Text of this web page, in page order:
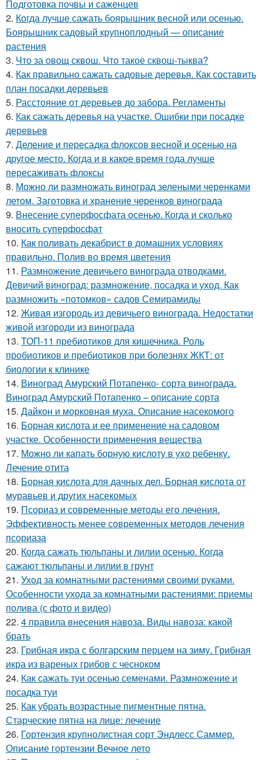
Подготовка почвы и саженцев
2. Когда лучше сажать боярышник весной или осенью.
Боярышник садовый крупноплодный — описание
растения
3. Что за овощ сквош. Что такое сквош-тыква?
4. Как правильно сажать садовые деревья. Как составить
план посадки деревьев
5. Расстояние от деревьев до забора. Регламенты
6. Как сажать деревья на участке. Ошибки при посадке
деревьев
7. Деление и пересадка флоксов весной и осенью на
другое место. Когда и в какое время года лучше
пересаживать флоксы
8. Можно ли размножать виноград зелеными черенками
летом. Заготовка и хранение черенков винограда
9. Внесение суперфосфата осенью. Когда и сколько
вносить суперфосфат
10. Как поливать декабрист в домашних условиях
правильно. Полив во время цветения
11. Размножение девичьего винограда отводками.
Девичий виноград: размножение, посадка и уход. Как
размножить «потомков» садов Семирамиды
12. Живая изгородь из девичьего винограда. Недостатки
живой изгороди из винограда
13. ТОП-11 пребиотиков для кишечника. Роль
пробиотиков и пребиотиков при болезнях ЖКТ: от
биологии к клинике
14. Виноград Амурский Потапенко- сорта винограда.
Виноград Амурский Потапенко – описание сорта
15. Дайкон и морковная муха. Описание насекомого
16. Борная кислота и ее применение на садовом
участке. Особенности применения вещества
17. Можно ли капать борную кислоту в ухо ребенку.
Лечение отита
18. Борная кислота для дачных дел. Борная кислота от
муравьев и других насекомых
19. Псориаз и современные методы его лечения.
Эффективность менее современных методов лечения
псориаза
20. Когда сажать тюльпаны и лилии осенью. Когда
сажают тюльпаны и лилии в грунт
21. Уход за комнатными растениями своими руками.
Особенности ухода за комнатными растениями: приемы
полива (с фото и видео)
22. 4 правила внесения навоза. Виды навоза: какой
брать
23. Грибная икра с болгарским перцем на зиму. Грибная
икра из вареных грибов с чесноком
24. Как сажать туи осенью семенами. Размножение и
посадка туи
25. Как убрать возрастные пигментные пятна.
Старческие пятна на лице: лечение
26. Гортензия крупнолистная сорт Эндлесс Саммер.
Описание гортензии Вечное лето